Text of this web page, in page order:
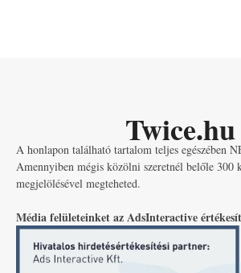
Twice.hu
A honlapon található tartalom teljes egészében
Amennyiben mégis közölni szeretnél belőle 300
megjelölésével megteheted.
Média felületeinket az AdsInteractive